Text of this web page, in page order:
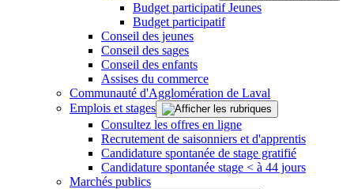
Budget participatif Jeunes
Budget participatif
Conseil des jeunes
Conseil des sages
Conseil des enfants
Assises du commerce
Communauté d'Agglomération de Laval
Emplois et stages
Consultez les offres en ligne
Recrutement de saisonniers et d'apprentis
Candidature spontanée de stage gratifié
Candidature spontanée stage < à 44 jours
Marchés publics